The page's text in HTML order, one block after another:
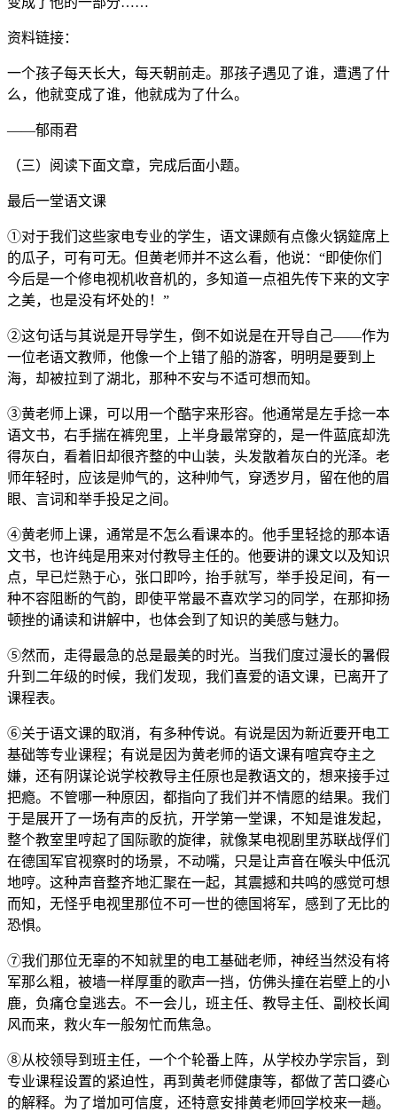
资料链接：
一个孩子每天长大，每天朝前走。那孩子遇见了谁，遭遇了什
么，他就变成了谁，他就成为了什么。
——郁雨君
（三）阅读下面文章，完成后面小题。
最后一堂语文课
①对于我们这些家电专业的学生，语文课颇有点像火锅筵席上
的瓜子，可有可无。但黄老师并不这么看，他说：“即使你们
今后是一个修电视机收音机的，多知道一点祖先传下来的文字
之美，也是没有坏处的！”
②这句话与其说是开导学生，倒不如说是在开导自己——作为
一位老语文教师，他像一个上错了船的游客，明明是要到上
海，却被拉到了湖北，那种不安与不适可想而知。
③黄老师上课，可以用一个酷字来形容。他通常是左手捻一本
语文书，右手揣在裤兜里，上半身最常穿的，是一件蓝底却洗
得灰白，看着旧却很齐整的中山装，头发散着灰白的光泽。老
师年轻时，应该是帅气的，这种帅气，穿透岁月，留在他的眉
眼、言词和举手投足之间。
④黄老师上课，通常是不怎么看课本的。他手里轻捻的那本语
文书，也许纯是用来对付教导主任的。他要讲的课文以及知识
点，早已烂熟于心，张口即吟，抬手就写，举手投足间，有一
种不容阻断的气韵，即使平常最不喜欢学习的同学，在那抑扬
顿挫的诵读和讲解中，也体会到了知识的美感与魅力。
⑤然而，走得最急的总是最美的时光。当我们度过漫长的暑假
升到二年级的时候，我们发现，我们喜爱的语文课，已离开了
课程表。
⑥关于语文课的取消，有多种传说。有说是因为新近要开电工
基础等专业课程；有说是因为黄老师的语文课有喧宾夺主之
嫌，还有阴谋论说学校教导主任原也是教语文的，想来接手过
把瘾。不管哪一种原因，都指向了我们并不情愿的结果。我们
于是展开了一场有声的反抗，开学第一堂课，不知是谁发起，
整个教室里哼起了国际歌的旋律，就像某电视剧里苏联战俘们
在德国军官视察时的场景，不动嘴，只是让声音在喉头中低沉
地哼。这种声音整齐地汇聚在一起，其震撼和共鸣的感觉可想
而知，无怪乎电视里那位不可一世的德国将军，感到了无比的
恐惧。
⑦我们那位无辜的不知就里的电工基础老师，神经当然没有将
军那么粗，被墙一样厚重的歌声一挡，仿佛头撞在岩壁上的小
鹿，负痛仓皇逃去。不一会儿，班主任、教导主任、副校长闻
风而来，救火车一般匆忙而焦急。
⑧从校领导到班主任，一个个轮番上阵，从学校办学宗旨，到
专业课程设置的紧迫性，再到黄老师健康等，都做了苦口婆心
的解释。为了增加可信度，还特意安排黄老师回学校来一趟。